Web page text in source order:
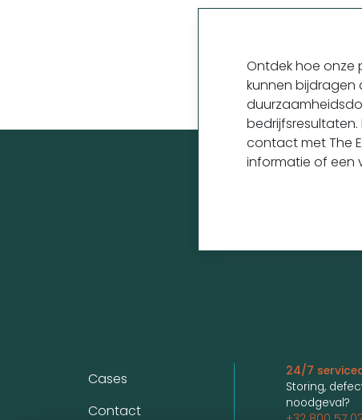
Ontdek hoe onze
kunnen bijdragen
contact met The
informatie of een
Voet
Cases
Contact
24/7
Storing,
noodgeval?